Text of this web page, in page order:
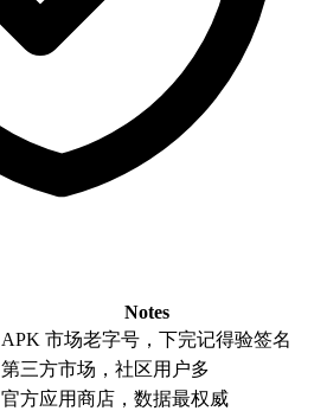
Notes
APK 市场老字号，下完记得验签名
第三方市场，社区用户多
官方应用商店，数据最权威